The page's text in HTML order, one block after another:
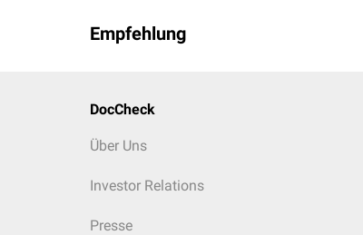
Empfehlung
DocCheck
Über Uns
Investor Relations
Presse